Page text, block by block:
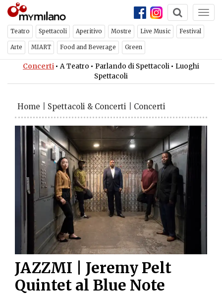
Teatro Spettacoli Aperitivo Mostre Live Music Festival
Arte MIART Food and Beverage Green
Concerti • A Teatro • Parlando di Spettacoli • Luoghi
Spettacoli
Home Spettacoli & Concerti Concerti
JAZZMI | Jeremy Pelt
Quintet al Blue Note